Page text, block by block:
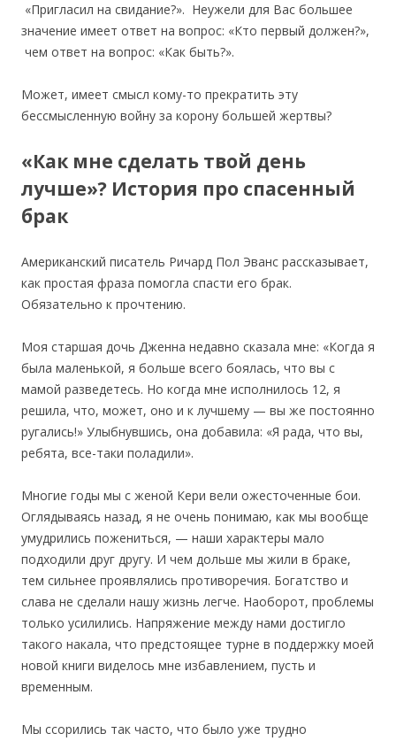
«Пригласил на свидание?». Неужели для Вас большее
значение имеет ответ на вопрос: «Кто первый должен?»,
чем ответ на вопрос: «Как быть?».
Может, имеет смысл кому-то прекратить эту
бессмысленную войну за корону большей жертвы?
«Как мне сделать твой день
лучше»? История про спасенный
брак
Американский писатель Ричард Пол Эванс рассказывает,
как простая фраза помогла спасти его брак.
Обязательно к прочтению.
Моя старшая дочь Дженна недавно сказала мне: «Когда я
была маленькой, я больше всего боялась, что вы с
мамой разведетесь. Но когда мне исполнилось 12, я
решила, что, может, оно и к лучшему — вы же постоянно
ругались!» Улыбнувшись, она добавила: «Я рада, что вы,
ребята, все-таки поладили».
Многие годы мы с женой Кери вели ожесточенные бои.
Оглядываясь назад, я не очень понимаю, как мы вообще
умудрились пожениться, — наши характеры мало
подходили друг другу. И чем дольше мы жили в браке,
тем сильнее проявлялись противоречия. Богатство и
слава не сделали нашу жизнь легче. Наоборот, проблемы
только усилились. Напряжение между нами достигло
такого накала, что предстоящее турне в поддержку моей
новой книги виделось мне избавлением, пусть и
временным.
Мы ссорились так часто, что было уже трудно